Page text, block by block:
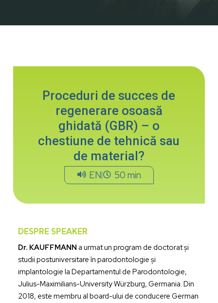
Proceduri de succes de
regenerare osoasă
ghidată (GBR) – o
chestiune de tehnică sau
de material?
EN 50 min
DESPRE SPEAKER
Dr. KAUFFMANN a urmat un program de doctorat și
studii postuniversitare în parodontologie și
implantologie la Departamentul de Parodontologie,
Julius-Maximilians-University Würzburg, Germania. Din
2018, este membru al board-ului de conducere German